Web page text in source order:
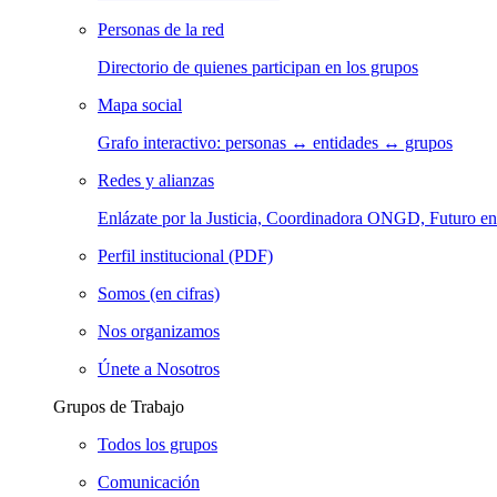
Personas de la red
Directorio de quienes participan en los grupos
Mapa social
Grafo interactivo: personas ↔ entidades ↔ grupos
Redes y alianzas
Enlázate por la Justicia, Coordinadora ONGD, Futuro
Perfil institucional (PDF)
Somos (en cifras)
Nos organizamos
Únete a Nosotros
Grupos de Trabajo
Todos los grupos
Comunicación